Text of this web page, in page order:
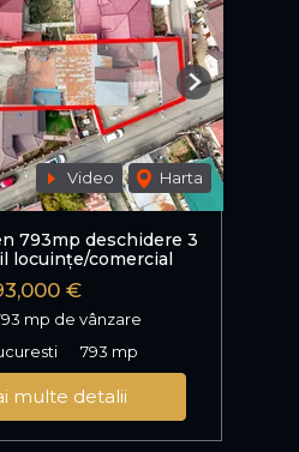
Video Harta
Next
793mp deschidere 3
locuințe/comercial
€
mp de vânzare
793 mp
multe detalii